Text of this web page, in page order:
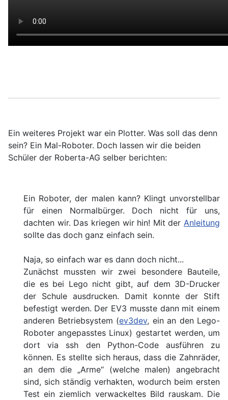
Ein weiteres Projekt war ein Plotter. Was soll das denn
sein? Ein Mal-Roboter. Doch lassen wir die beiden
Schüler der Roberta-AG selber berichten:
Ein Roboter, der malen kann? Klingt unvorstellbar
für einen Normalbürger. Doch nicht für uns,
dachten wir. Das kriegen wir hin! Mit der Anleitung
sollte das doch ganz einfach sein.
Naja, so einfach war es dann doch nicht...
Zunächst mussten wir zwei besondere Bauteile,
die es bei Lego nicht gibt, auf dem 3D-Drucker
der Schule ausdrucken. Damit konnte der Stift
befestigt werden. Der EV3 musste dann mit einem
anderen Betriebsystem (ev3dev, ein an den Lego-
Roboter angepasstes Linux) gestartet werden, um
dort via ssh den Python-Code ausführen zu
können. Es stellte sich heraus, dass die Zahnräder,
an dem die „Arme“ (welche malen) angebracht
sind, sich ständig verhakten, wodurch beim ersten
Test ein ziemlich verwackeltes Bild rauskam. Die